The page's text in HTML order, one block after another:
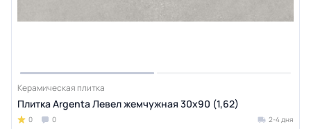
Керамическая плитка
Плитка Argenta Левел жемчужная 30х90 (1,62)
0 0 2-4 дня